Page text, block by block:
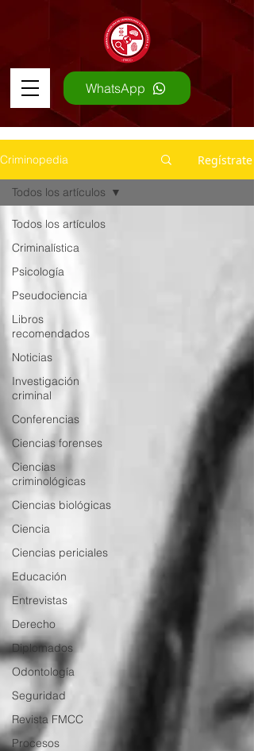
WhatsApp
Criminopedia Regístrate
Todos los artículos
Criminalística
Psicología
Pseudociencia
Libros
recomendados
Noticias
Investigación
criminal
Conferencias
Ciencias forenses
Ciencias
criminológicas
Ciencias biológicas
Ciencia
Ciencias periciales
Educación
Entrevistas
Derecho
Diplomados
Odontología
Seguridad
Revista FMCC
Procesos
Todos los artículos